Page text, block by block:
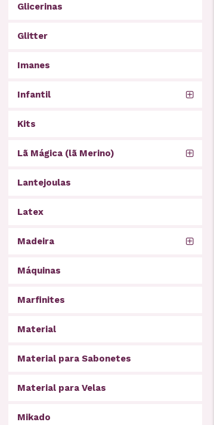
Glicerinas
Glitter
Imanes
Infantil
Kits
Lã Mágica (lã Merino)
Lantejoulas
Latex
Madeira
Máquinas
Marfinites
Material
Material para Sabonetes
Material para Velas
Mikado